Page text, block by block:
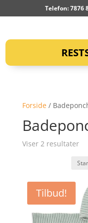
Telefon: 7876
Forside/
Viser 2 resultater
Tilbud!